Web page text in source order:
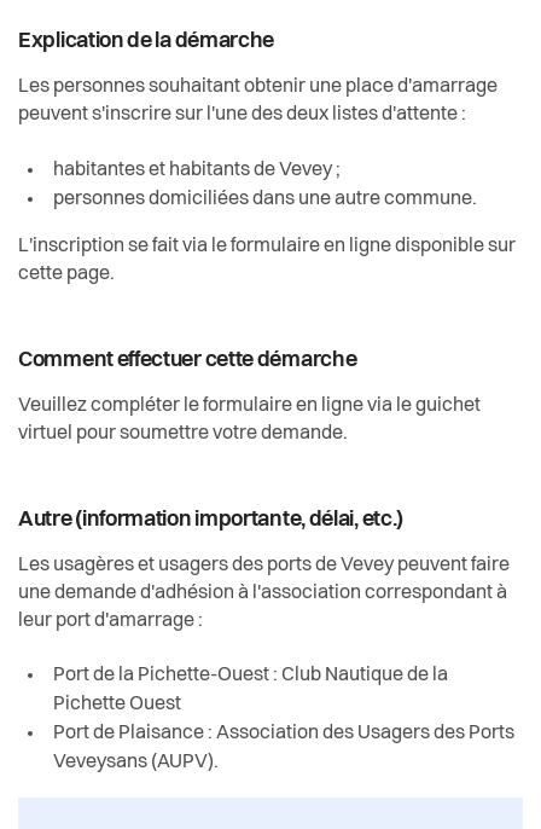
Explication de la démarche
Les personnes souhaitant obtenir une place d'amarrage
peuvent s'inscrire sur l'une des deux listes d'attente :
habitantes et habitants de Vevey ;
personnes domiciliées dans une autre commune.
L'inscription se fait via le formulaire en ligne disponible sur
cette page.
Comment effectuer cette démarche
Veuillez compléter le formulaire en ligne via le guichet
virtuel pour soumettre votre demande.
Autre (information importante, délai, etc.)
Les usagères et usagers des ports de Vevey peuvent faire
une demande d'adhésion à l'association correspondant à
leur port d'amarrage :
Port de la Pichette-Ouest : Club Nautique de la
Pichette Ouest
Port de Plaisance : Association des Usagers des Ports
Veveysans (AUPV).